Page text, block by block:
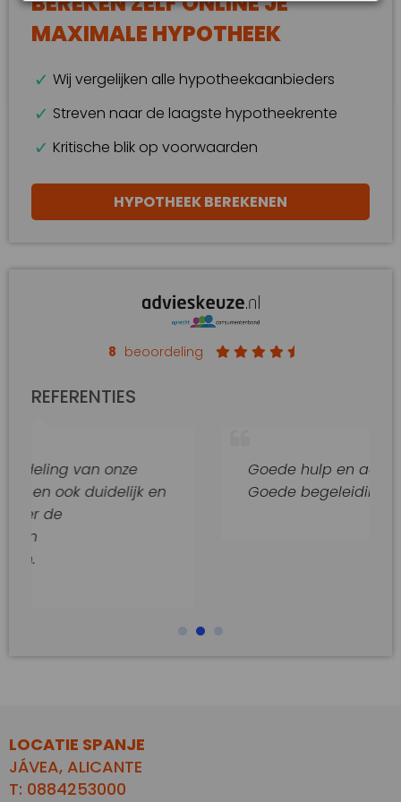
MAXIMALE HYPOTHEEK
Wij vergelijken alle hypotheekaanbieders
Streven naar de laagste hypotheekrente
Kritische blik op voorwaarden
HYPOTHEEK BEREKENEN
8 beoordeling
REFERENTIES
onze
duidelijk en
Goede hulp en adviezen.
Goede begeleiding van dit
LOCATIE SPANJE
JÁVEA, ALICANTE
T: 0884253000